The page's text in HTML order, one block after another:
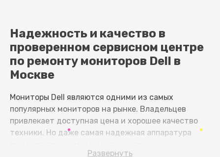
Надежность и качество в
проверенном сервисном центре
по ремонту мониторов Dell в
Москве
Mониторы Dell являются одними из самых
популярных мониторов на рынке. Владельцев
привлекает доступная цена и хорошее качество
техники. Но даже самая надежная аппаратура
Развернуть